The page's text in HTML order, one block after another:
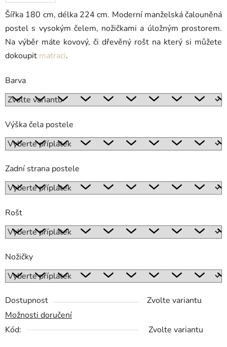
Šířka 180 cm, délka 224 cm. Moderní manželská čalouněná
postel s vysokým čelem, nožičkami a úložným prostorem.
Na výběr máte kovový, či dřevěný rošt na který si můžete
dokoupit matraci.
Barva
Výška čela postele
Zadní strana postele
Rošt
Nožičky
Dostupnost
Zvolte variantu
Možnosti doručení
Kód:
Zvolte variantu